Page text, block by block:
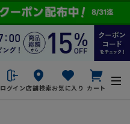
ログイン店舗検索お気に入り カート